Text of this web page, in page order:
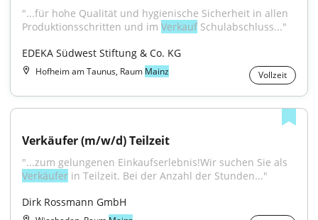
"...für hohe Qualität und hygienische Sicherheit in allen
Produktionsschritten und im Verkauf Schulabschluss..."
EDEKA Südwest Stiftung & Co. KG
Hofheim am Taunus, Raum Mainz Vollzeit
Verkäufer (m/w/d) Teilzeit
Verkäufer in Teilzeit. Bei der Anzahl der Stunden..."
Dirk Rossmann GmbH